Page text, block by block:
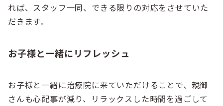
れば、スタッフ一同、できる限りの対応をさせていた
だきます。
お子様と一緒にリフレッシュ
お子様と一緒に治療院に来ていただけることで、親御
さんも心配事が減り、リラックスした時間を過ごして